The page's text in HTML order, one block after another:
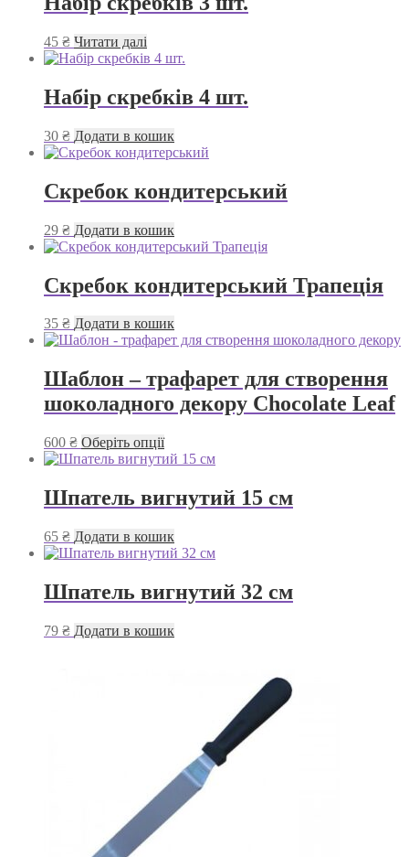
до
варіантів.
сторінці
товару
45 ₴ Читати далі
Набір скребків 4 шт.
30 ₴ Додати в кошик
Скребок кондитерський
29 ₴ Додати в кошик
Скребок кондитерський Трапеція
35 ₴ Додати в кошик
Шаблон – трафарет для створення
шоколадного декору Chocolate Leaf
600 ₴ Оберіть опціїЦей
товар
варіантів.
можна
вибрати
сторінці
товару
Шпатель вигнутий 15 см
65 ₴ Додати в кошик
Шпатель вигнутий 32 см
79 ₴ Додати в кошик